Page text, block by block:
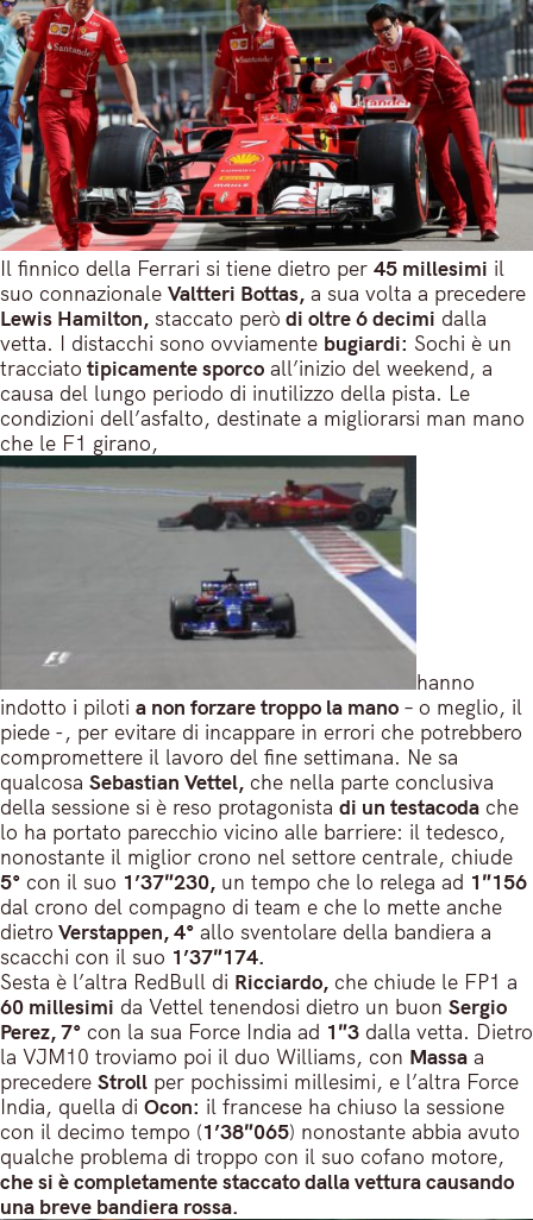
Il finnico della Ferrari si tiene dietro per 45 millesimi il
suo connazionale Valtteri Bottas, a sua volta a precedere
Lewis Hamilton, staccato però di oltre 6 decimi dalla
vetta. I distacchi sono ovviamente bugiardi: Sochi è un
tracciato tipicamente sporco all’inizio del weekend, a
causa del lungo periodo di inutilizzo della pista. Le
condizioni dell’asfalto, destinate a migliorarsi man mano
che le F1 girano,
hanno
indotto i piloti a non forzare troppo la mano – o meglio, il
piede -, per evitare di incappare in errori che potrebbero
compromettere il lavoro del fine settimana. Ne sa
qualcosa Sebastian Vettel, che nella parte conclusiva
della sessione si è reso protagonista di un testacoda che
lo ha portato parecchio vicino alle barriere: il tedesco,
nonostante il miglior crono nel settore centrale, chiude
5° con il suo 1’37″230, un tempo che lo relega ad 1″156
dal crono del compagno di team e che lo mette anche
dietro Verstappen, 4° allo sventolare della bandiera a
scacchi con il suo 1’37″174.
Sesta è l’altra RedBull di Ricciardo, che chiude le FP1 a
60 millesimi da Vettel tenendosi dietro un buon Sergio
Perez, 7° con la sua Force India ad 1″3 dalla vetta. Dietro
la VJM10 troviamo poi il duo Williams, con Massa a
precedere Stroll per pochissimi millesimi, e l’altra Force
India, quella di Ocon: il francese ha chiuso la sessione
con il decimo tempo (1’38″065) nonostante abbia avuto
qualche problema di troppo con il suo cofano motore,
che si è completamente staccato dalla vettura causando
una breve bandiera rossa.